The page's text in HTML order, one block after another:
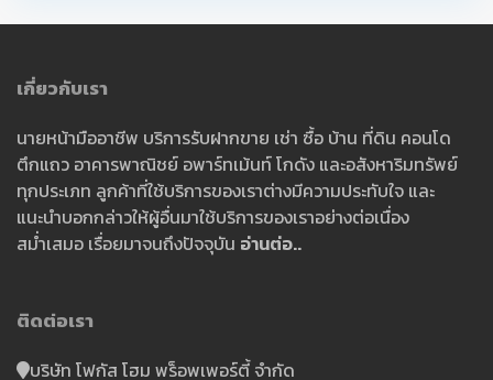
เกี่ยวกับเรา
นายหน้ามืออาชีพ บริการรับฝากขาย เช่า ซื้อ บ้าน ที่ดิน คอนโด
ตึกแถว อาคารพาณิชย์ อพาร์ทเม้นท์ โกดัง และอสังหาริมทรัพย์
ทุกประเภท ลูกค้าที่ใช้บริการของเราต่างมีความประทับใจ และ
แนะนำบอกกล่าวให้ผู้อื่นมาใช้บริการของเราอย่างต่อเนื่อง
สม่ำเสมอ เรื่อยมาจนถึงปัจจุบัน อ่านต่อ..
ติดต่อเรา
บริษัท โฟกัส โฮม พร็อพเพอร์ตี้ จำกัด